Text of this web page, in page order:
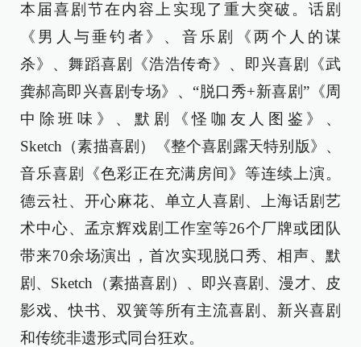
本届喜剧节在内容上实现了重大突破。话剧
《男人与垂钓者》、音乐剧《两个人的谋
杀》、舞蹈喜剧《浩浩传奇》、即兴喜剧《武
龚郝高即兴喜剧专场》、“脱口秀+新喜剧”《周
中除班味》、默剧《怪咖友人图鉴》、
Sketch（素描喜剧）《整个喜剧露天特别版》、
音乐喜剧《色彩正在充满房间》等连续上演。
德云社、开心麻花、单立人喜剧、上海话剧艺
术中心、孟京辉戏剧工作室等26个厂牌或团队
带来70余场演出，首次实现脱口秀、相声、默
剧、Sketch（素描喜剧）、即兴喜剧、漫才、皮
影戏、快书、双簧等所有主流喜剧、新兴喜剧
和传统非遗形式同台狂欢。